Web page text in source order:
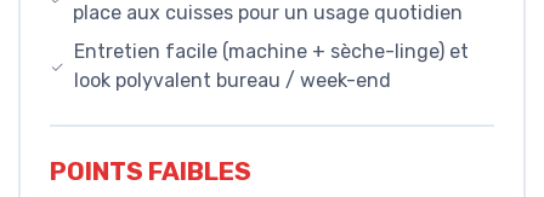
place aux cuisses pour un usage quotidien
Entretien facile (machine + sèche-linge) et
look polyvalent bureau / week-end
POINTS FAIBLES